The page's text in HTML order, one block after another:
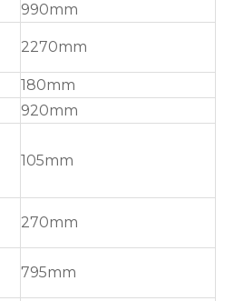
990mm
2270mm
180mm
920mm
105mm
270mm
795mm